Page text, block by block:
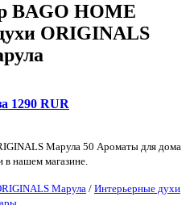
BAGO HOME
ORIGINALS
1290 RUR
Марула 50 Ароматы для дома
в нашем магазине.
Марула / Интерьерные духи